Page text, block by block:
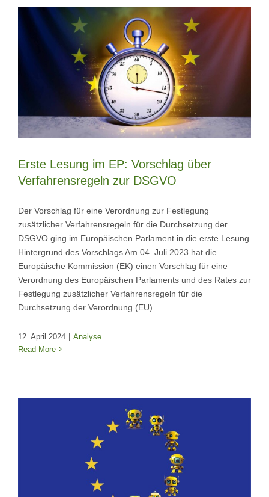
Erste Lesung im EP: Vorschlag über
Verfahrensregeln zur DSGVO
Der Vorschlag für eine Verordnung zur Festlegung
zusätzlicher Verfahrensregeln für die Durchsetzung der
DSGVO ging im Europäischen Parlament in die erste Lesung
Hintergrund des Vorschlags Am 04. Juli 2023 hat die
Europäische Kommission (EK) einen Vorschlag für eine
Verordnung des Europäischen Parlaments und des Rates zur
Festlegung zusätzlicher Verfahrensregeln für die
Durchsetzung der Verordnung (EU)
12. April 2024
Analyse
Read More